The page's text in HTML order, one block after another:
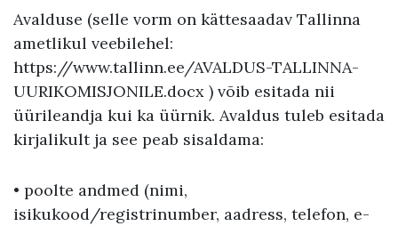
Avalduse (selle vorm on kättesaadav Tallinna
ametlikul veebilehel:
https://www.tallinn.ee/AVALDUS-TALLINNA-
UURIKOMISJONILE.docx ) võib esitada nii
üürileandja kui ka üürnik. Avaldus tuleb esitada
kirjalikult ja see peab sisaldama:
• poolte andmed (nimi,
isikukood/registrinumber, aadress, telefon, e-